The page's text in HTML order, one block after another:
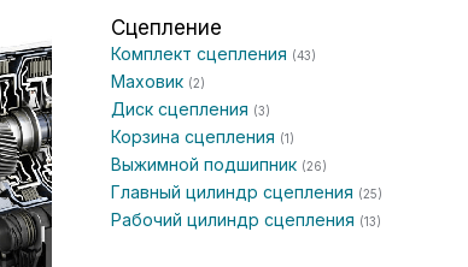
Сцепление
Комплект сцепления (43)
Маховик (2)
Диск сцепления (3)
Корзина сцепления (1)
Выжимной подшипник (26)
Главный цилиндр сцепления (25)
Рабочий цилиндр сцепления (13)